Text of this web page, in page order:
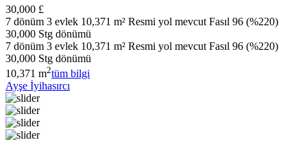
30,000 £
7 dönüm 3 evlek 10,371 m² Resmi yol mevcut Fasıl 96 (%220)
30,000 Stg dönümü
7 dönüm 3 evlek 10,371 m² Resmi yol mevcut Fasıl 96 (%220)
30,000 Stg dönümü
10,371 m2tüm bilgi
Ayşe İyihasırcı